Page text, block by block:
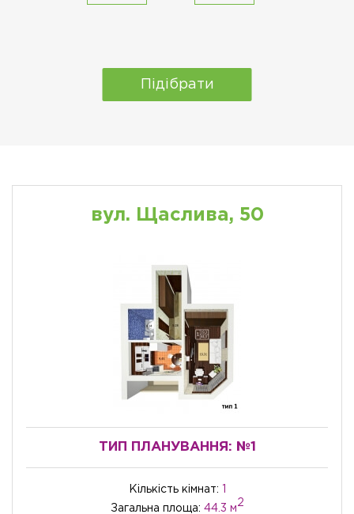
Підібрати
вул. Щаслива, 50
ТИП ПЛАНУВАННЯ: №1
Кількість кімнат:
Загальна площа: 44.3 м
2